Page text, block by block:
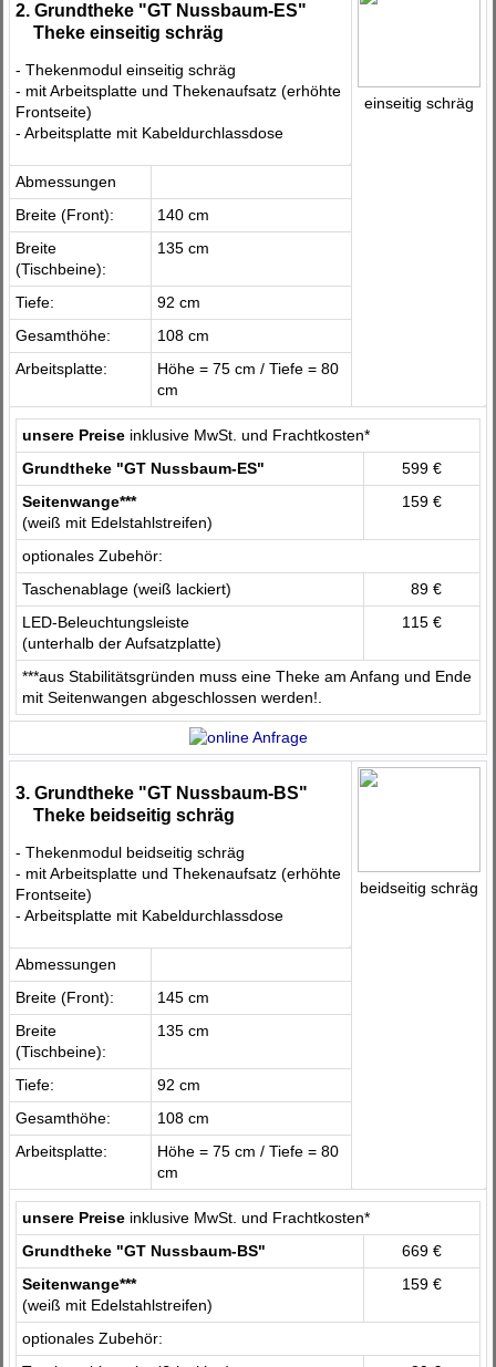
2. Grundtheke "GT Nussbaum-ES"
Theke einseitig schräg
- Thekenmodul einseitig schräg
- mit Arbeitsplatte und Thekenaufsatz (erhöhte
Frontseite)
- Arbeitsplatte mit Kabeldurchlassdose
einseitig schräg
Abmessungen
Breite (Front):
140 cm
Breite
(Tischbeine):
135 cm
Tiefe:
92 cm
Gesamthöhe:
108 cm
Arbeitsplatte:
Höhe = 75 cm / Tiefe = 80
cm
unsere Preise inklusive MwSt. und Frachtkosten*
Grundtheke "GT Nussbaum-ES"
599 €
Seitenwange***
(weiß mit Edelstahlstreifen)
159 €
optionales Zubehör:
Taschenablage (weiß lackiert)
89 €
LED-Beleuchtungsleiste
(unterhalb der Aufsatzplatte)
115 €
***aus Stabilitätsgründen muss eine Theke am Anfang und Ende
mit Seitenwangen abgeschlossen werden!.
3. Grundtheke "GT Nussbaum-BS"
Theke beidseitig schräg
- Thekenmodul beidseitig schräg
- mit Arbeitsplatte und Thekenaufsatz (erhöhte
Frontseite)
- Arbeitsplatte mit Kabeldurchlassdose
beidseitig schräg
Abmessungen
Breite (Front):
145 cm
Breite
(Tischbeine):
135 cm
Tiefe:
92 cm
Gesamthöhe:
108 cm
Arbeitsplatte:
Höhe = 75 cm / Tiefe = 80
cm
unsere Preise inklusive MwSt. und Frachtkosten*
Grundtheke "GT Nussbaum-BS"
669 €
Seitenwange***
(weiß mit Edelstahlstreifen)
159 €
optionales Zubehör: